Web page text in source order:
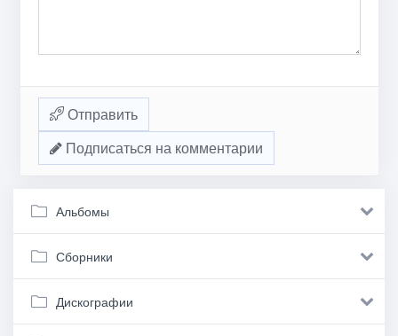
Отправить
Подписаться на комментарии
Альбомы
Сборники
Дискографии